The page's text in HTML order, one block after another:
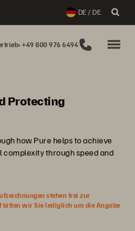
DE / DE
+49 800 976 6494
Protecting
how Pure helps to achieve
through speed and
stehen frei zur
wir Sie lediglich um die Angabe